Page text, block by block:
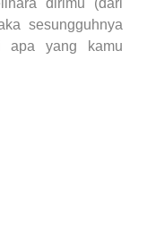
sesungguhnya
apa yang kamu